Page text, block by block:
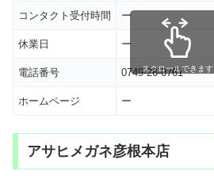
コンタクト受付時間 ー
休業日 ー
電話番号 0749-26-0761
ホームページ ー
スクロールできます
アサヒメガネ彦根本店